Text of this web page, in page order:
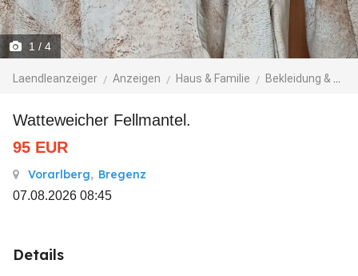
1 / 4
Laendleanzeiger Anzeigen Haus & Familie Bekleidung & Accessoires
Watteweicher Fellmantel.
95 EUR
Vorarlberg, Bregenz
07.08.2026 08:45
Details